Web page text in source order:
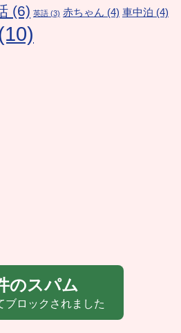
(6) 英語 (3) 赤ちゃん (4) 車中泊 (4)
のスパム
ロックされました